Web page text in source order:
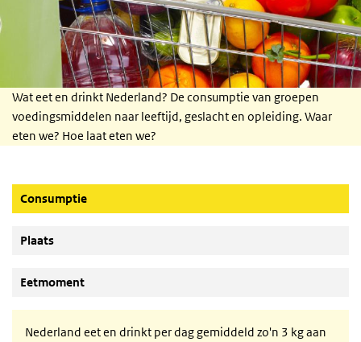
Wat eet en drinkt Nederland? De consumptie van groepen
voedingsmiddelen naar leeftijd, geslacht en opleiding. Waar
eten we? Hoe laat eten we?
Consumptie(Actieve knop)
Plaats
Eetmoment
Nederland eet en drinkt per dag gemiddeld zo'n 3 kg aan